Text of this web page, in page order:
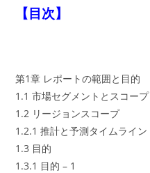
【目次】
第1章 レポートの範囲と目的
1.1 市場セグメントとスコープ
1.2 リージョンスコープ
1.2.1 推計と予測タイムライン
1.3 目的
1.3.1 目的 – 1